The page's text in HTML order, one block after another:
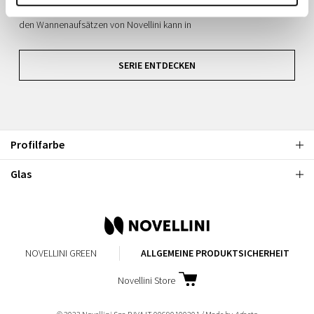
benutzerfreundlichen und kostengünstigen Produkt verwirklichen. Mit
den Wannenaufsätzen von Novellini kann in
SERIE ENTDECKEN
Profilfarbe
Glas
NOVELLINI GREEN ALLGEMEINE PRODUKTSICHERHEIT
Novellini Store